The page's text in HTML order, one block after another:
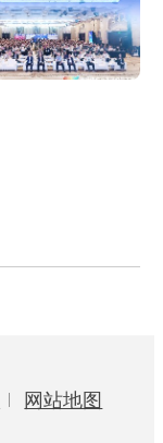
网站地图